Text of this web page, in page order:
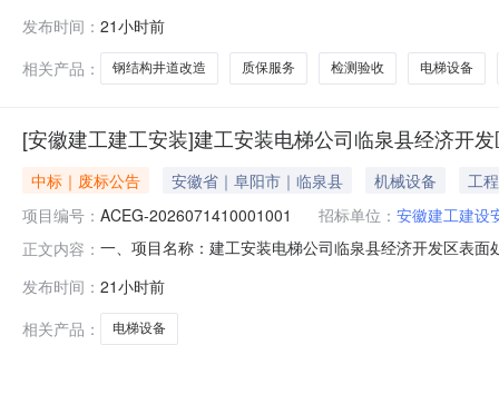
标的物能力的潜在应答人（以下简称应答人）（电子形
未配备电梯仅依靠楼
发布时间： 21小时前
相关产品：
钢结构井道改造 质保服务 检测验收 电梯设备
[安徽建工建工安装]建工安装电梯公司临泉县经济开
中标｜废标公告 安徽省｜阜阳市｜临泉县 机械设备
工程
项目编号： ACEG-2026071410001001 招标单位： 安徽建工建设
正文内容： 一、项目名称：建工安装电梯公司临泉县经济开发区表
发布时间： 21小时前
相关产品：
电梯设备